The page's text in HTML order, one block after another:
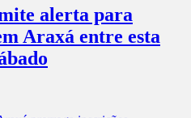
alerta para
Araxá entre esta